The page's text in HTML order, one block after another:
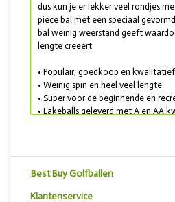
dus kun je er lekker veel rondjes
piece bal met een speciaal
bal weinig weerstand geeft
lengte creëert.
• Populair, goedkoop en
• Weinig spin en heel veel lengte
• Super voor de beginnende en
• Lakeballs geleverd met A en AA
Best Buy Golfballen
Klantenservice